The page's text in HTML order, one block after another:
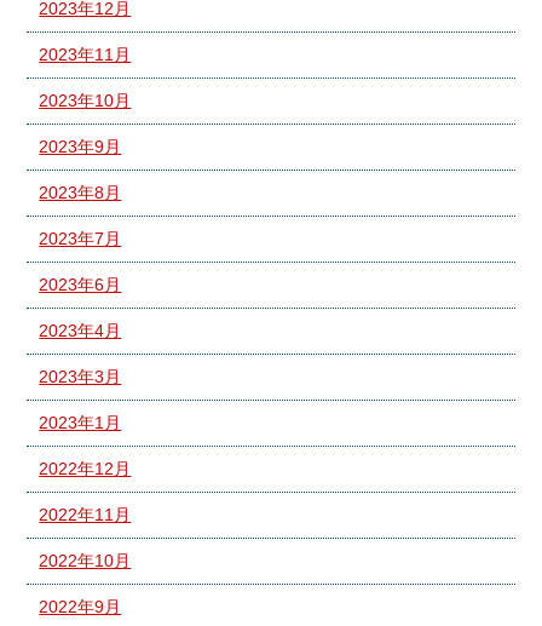
2023年12月
2023年11月
2023年10月
2023年9月
2023年8月
2023年7月
2023年6月
2023年4月
2023年3月
2023年1月
2022年12月
2022年11月
2022年10月
2022年9月